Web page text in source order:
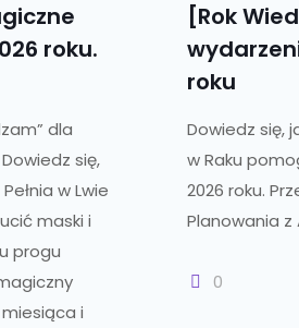
roku.
dla
się,
w Lwie
maski i
progu
i
[Rok
roku
Dowiedz się,
w Raku
2026 roku.
Planowania z
0